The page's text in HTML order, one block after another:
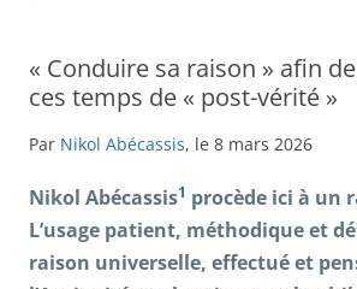
« Conduire sa raison » afin
ces temps de « post-vérité »
Par Nikol Abécassis, le 8 mars 2026
Nikol Abécassis1 procède ici à un
L’usage patient, méthodique et
raison universelle, effectué et